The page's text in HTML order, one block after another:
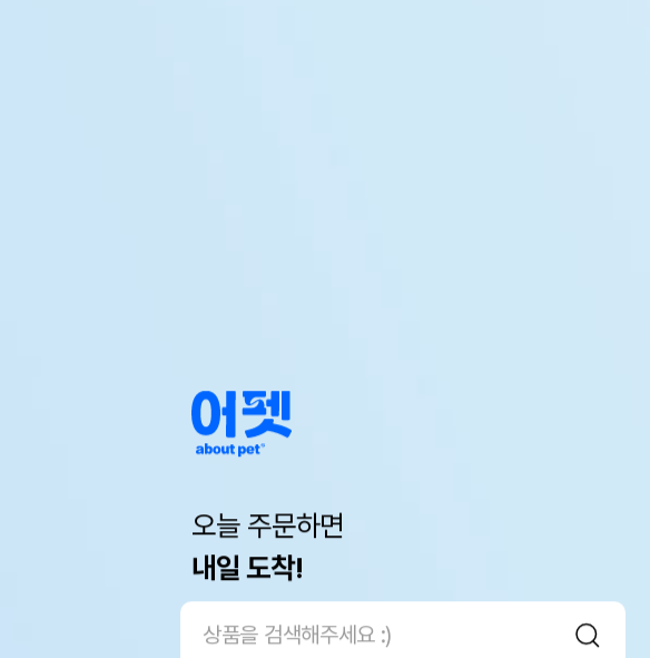
오늘 주문하면
내일 도착!